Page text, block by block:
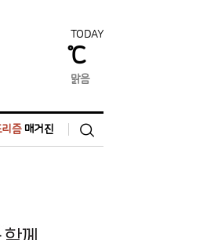
즘매거진
TODAY
℃
맑음
검
색